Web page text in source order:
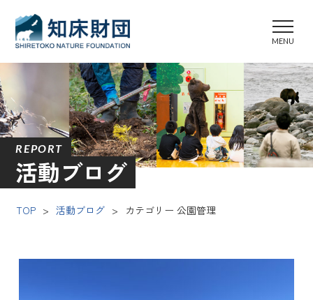
REPORT
活動ブログ
TOP > 活動ブログ > カテゴリー 公園管理